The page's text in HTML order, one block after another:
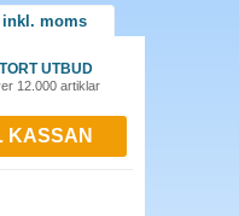
inkl. moms
UTBUD
12.000 artiklar
KASSAN